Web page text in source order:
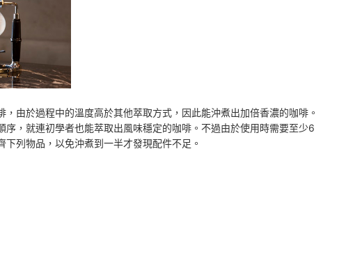
由於過程中的溫度高於其他萃取方式，因此能沖煮出加倍香濃的咖啡。
序，就連初學者也能萃取出風味穩定的咖啡。 不過由於使用時需要至少6
列物品，以免沖煮到一半才發現配件不足。